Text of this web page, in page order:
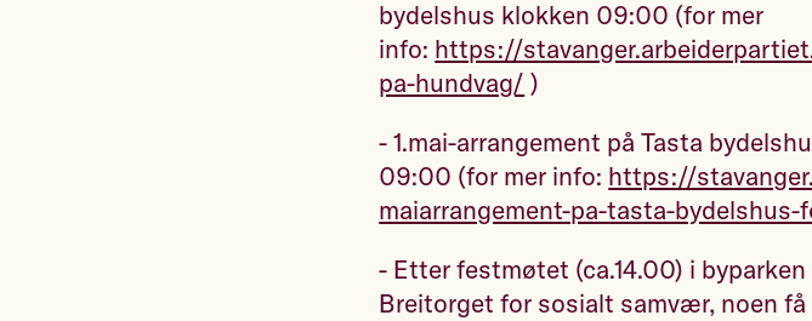
bydelshus klokken 09:00 (for mer
info: https://
pa-hundvag/ )
- 1.mai-arrangement på Tasta
09:00 (for mer info: https://
maiarrangement-pa-tasta-
- Etter festmøtet (ca.14.00) i
Breitorget for sosialt samvær, noen få